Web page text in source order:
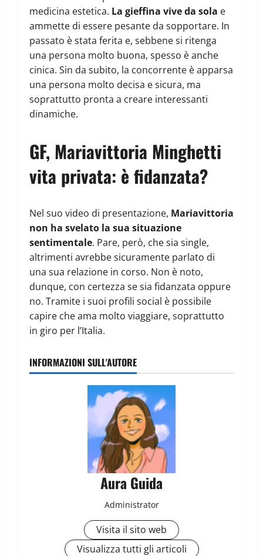
medicina estetica. La gieffina vive da sola e
ammette di essere pesante da sopportare. In
passato è stata ferita e, sebbene si ritenga
una persona molto buona, spesso è anche
cinica. Sin da subito, la concorrente è apparsa
una persona molto decisa e sicura, ma
soprattutto pronta a creare interessanti
dinamiche.
GF, Mariavittoria Minghetti
vita privata: è fidanzata?
Nel suo video di presentazione, Mariavittoria
non ha svelato la sua situazione
sentimentale. Pare, però, che sia single,
altrimenti avrebbe sicuramente parlato di
una sua relazione in corso. Non è noto,
dunque, con certezza se sia fidanzata oppure
no. Tramite i suoi profili social è possibile
capire che ama molto viaggiare, soprattutto
in giro per l’Italia.
INFORMAZIONI SULL'AUTORE
Aura Guida
Administrator
Visita il sito web
Visualizza tutti gli articoli